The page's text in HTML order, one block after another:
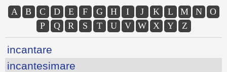
A B C D E F G H I J K L M N
O
P
Q R S T U V W X Y Z
incantare
incantesimare